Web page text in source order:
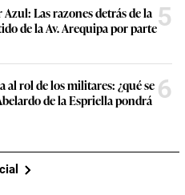
Las razones detrás de la
de la Av. Arequipa por parte5
al rol de los militares: ¿qué se
de la Espriella pondrá 6